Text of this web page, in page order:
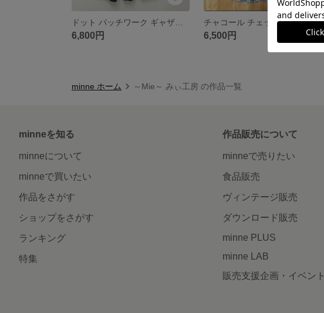
6,800円
チャコール チェック ワンピース
6,500円
minne ホーム ～Mie～ みぃ工房 の作品一覧
minneを知る
minneについて
minneで買いたい
作品をさがす
ショップをさがす
ランキング
特集
作品販売について
minneで売りたい
食品販売
ヴィンテージ販売
ダウンロード販売
minne PLUS
minne LAB
販売支援企画・イベント